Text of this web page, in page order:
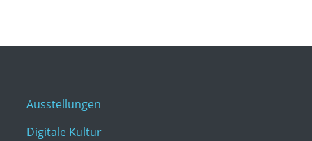
Ausstellungen
Digitale Kultur